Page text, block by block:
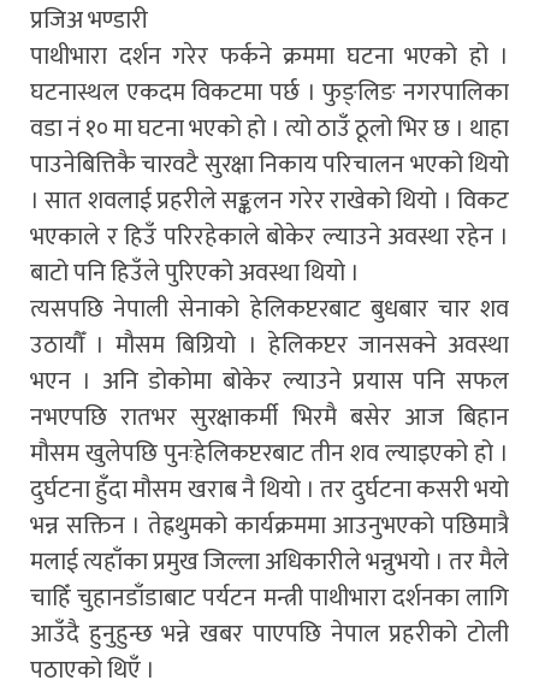
प्रजिअ भण्डारी
पाथीभारा दर्शन गरेर फर्कने क्रममा घटना भएको हो ।
घटनास्थल एकदम विकटमा पर्छ । फुङ्लिङ नगरपालिका
वडा नं १० मा घटना भएको हो । त्यो ठाउँ ठूलो भिर छ । थाहा
पाउनेबित्तिकै चारवटै सुरक्षा निकाय परिचालन भएको थियो
। सात शवलाई प्रहरीले सङ्कलन गरेर राखेको थियो । विकट
भएकाले र हिउँ परिरहेकाले बोकेर ल्याउने अवस्था रहेन ।
बाटो पनि हिउँले पुरिएको अवस्था थियो ।
त्यसपछि नेपाली सेनाको हेलिकप्टरबाट बुधबार चार शव
उठायौँ । मौसम बिग्रियो । हेलिकप्टर जानसक्ने अवस्था
भएन । अनि डोकोमा बोकेर ल्याउने प्रयास पनि सफल
नभएपछि रातभर सुरक्षाकर्मी भिरमै बसेर आज बिहान
मौसम खुलेपछि पुनःहेलिकप्टरबाट तीन शव ल्याइएको हो ।
दुर्घटना हुँदा मौसम खराब नै थियो । तर दुर्घटना कसरी भयो
भन्न सक्तिन । तेह्रथुमको कार्यक्रममा आउनुभएको पछिमात्रै
मलाई त्यहाँका प्रमुख जिल्ला अधिकारीले भन्नुभयो । तर मैले
चाहिँ चुहानडाँडाबाट पर्यटन मन्त्री पाथीभारा दर्शनका लागि
आउँदै हुनुहुन्छ भन्ने खबर पाएपछि नेपाल प्रहरीको टोली
पठाएको थिएँ ।